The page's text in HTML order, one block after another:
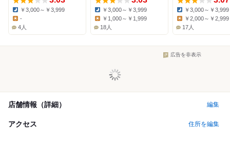
Dinner:
￥3,000～￥3,999
Lunch:
-
4人
Dinner:
￥3,000～￥3,999
Lunch:
￥1,000～￥1,999
18人
Dinner:
￥3,000～￥3,999
Lunch:
￥2,000～￥2,999
17人
広告を非表示
店舗情報（詳細） 編集
アクセス 住所を編集